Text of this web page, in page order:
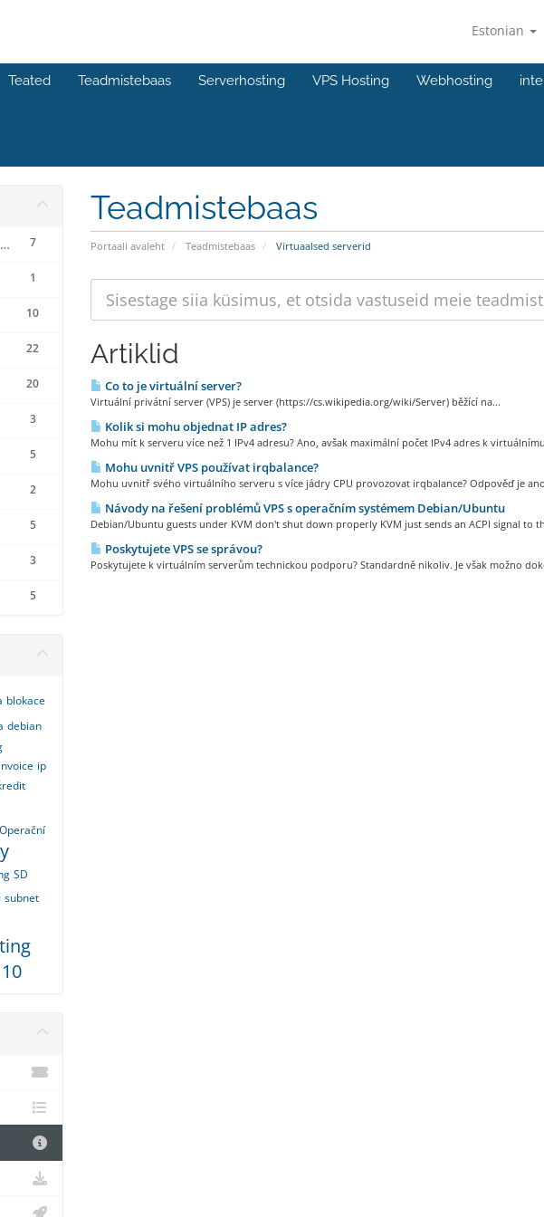
Estonian
Teated Teadmistebaas Serverhosting VPS Hosting Webhosting
Teadmistebaas
Portaali avaleht Teadmistebaas Virtuaalsed serverid
7
Hinnad, arvete esitamine, arvete esitamine ja allahindlused
1
10
22
20
3
5
2
5
3
5
Artiklid
Co to je virtuální server?
Virtuální privátní server (VPS) je server (https://cs.wikipedia.org/wiki/Server) běžící na...
Kolik si mohu objednat IP adres?
Mohu mít k serveru více než 1 IPv4 adresu? Ano, avšak maximální počet IPv4 adres k
Mohu uvnitř VPS používat irqbalance?
Mohu uvnitř svého virtuálního serveru s více jádry CPU provozovat irqbalance? Odpověď je
Návody na řešení problémů VPS s operačním systémem Debian/Ubuntu
Debian/Ubuntu guests under KVM don't shut down properly KVM just sends an ACPI signal to
Poskytujete VPS se správou?
Poskytujete k virtuálním serverům technickou podporu? Standardně nikoliv. Je však možno
blokace
debian
invoice ip
Operační
SD
subnet